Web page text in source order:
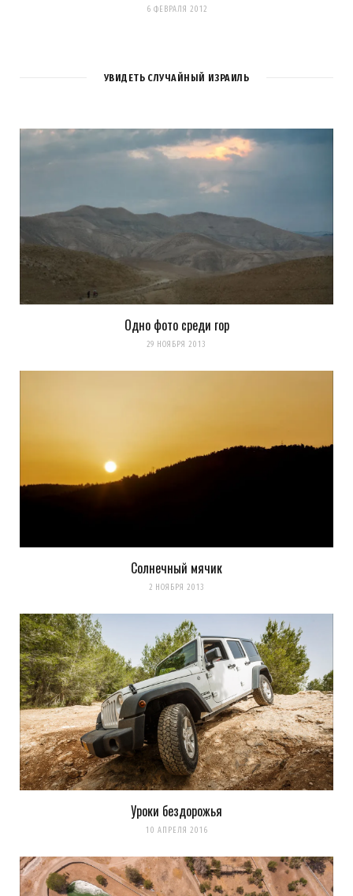
6 ФЕВРАЛЯ 2012
УВИДЕТЬ СЛУЧАЙНЫЙ ИЗРАИЛЬ
Одно фото среди гор
29 НОЯБРЯ 2013
Солнечный мячик
2 НОЯБРЯ 2013
Уроки бездорожья
10 АПРЕЛЯ 2016